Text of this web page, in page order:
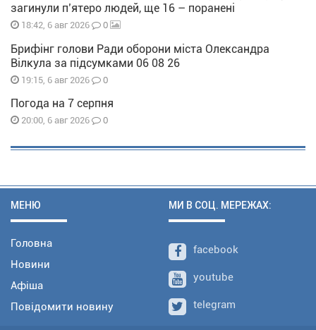
загинули п’ятеро людей, ще 16 – поранені
18:42, 6 авг 2026 0
Брифінг голови Ради оборони міста Олександра
Вілкула за підсумками 06 08 26
19:15, 6 авг 2026 0
Погода на 7 серпня
20:00, 6 авг 2026 0
МЕНЮ
Головна
Новини
Афіша
Повідомити новину
МИ В СОЦ. МЕРЕЖАХ:
facebook
youtube
telegram